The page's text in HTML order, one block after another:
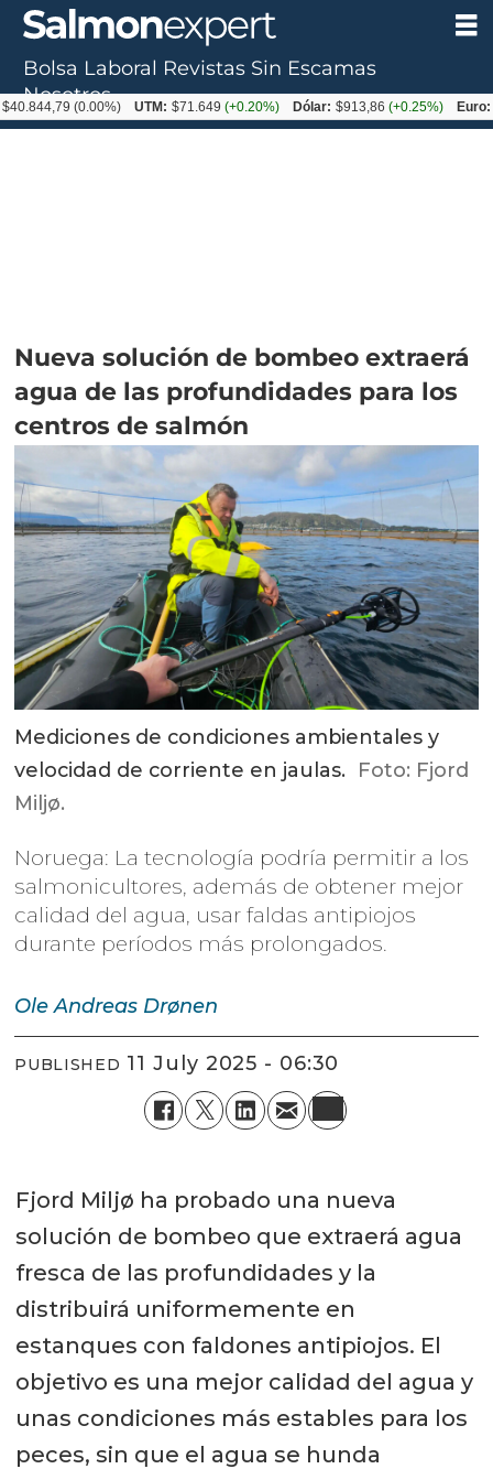
Nueva solución de bombeo extraerá
agua de las profundidades para los
centros de salmón
Mediciones de condiciones ambientales y
velocidad de corriente en jaulas. Foto: Fjord
Miljø.
Noruega: La tecnología podría permitir a los
salmonicultores, además de obtener mejor
calidad del agua, usar faldas antipiojos
durante períodos más prolongados.
Ole Andreas Drønen
PUBLISHED 11 July 2025 - 06:30
Fjord Miljø ha probado una nueva
solución de bombeo que extraerá agua
fresca de las profundidades y la
distribuirá uniformemente en
estanques con faldones antipiojos. El
objetivo es una mejor calidad del agua y
unas condiciones más estables para los
peces, sin que el agua se hunda
Bolsa Laboral Revistas Sin Escamas
Nosotros
(0.00%) UTM: $71.649 (+0.20%) Dólar: $913,86 (+0.25%) Euro: